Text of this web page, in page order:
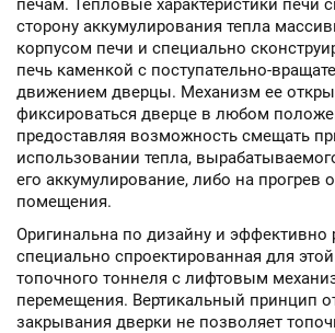
печам. Тепловые характеристики печи
сторону аккумулирования тепла
корпусом печи и специально
печь каменкой с поступательно-
движением дверцы. Механизм ее
фиксироваться дверце в любом
предоставляя возможность смещать
использовании тепла,
его аккумулирование, либо на прогрев
помещения.
Оригинальна по дизайну и эффективно
специально спроектированная для
топочного тоннеля с лифтовым
перемещения. Вертикальный принцип
закрывания дверки не позволяет